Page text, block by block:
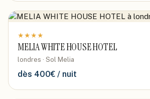
★ ★ ★ ★
MELIA WHITE HOUSE HOTEL
londres · Sol Melia
dès 400€ / nuit